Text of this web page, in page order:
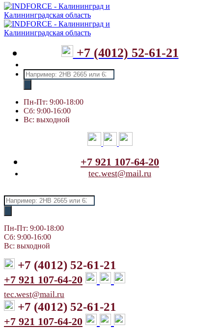
+7 (4012) 52-61-21
Поиск
товаров
Пн-Пт: 9:00-18:00
Сб: 9:00-16:00
Вс: выходной
+7 921 107-64-20
tec.west@mail.ru
Поиск
товаров
Пн-Пт: 9:00-18:00
Сб: 9:00-16:00
Вс: выходной
+7 (4012) 52-61-21
+7 921 107-64-20
tec.west@mail.ru
+7 (4012) 52-61-21
+7 921 107-64-20